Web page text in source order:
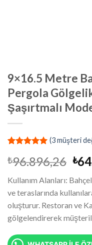
9×16.5 Metre
Pergola
Şaşırtmalı
puanına
dayanarak
5 üzerinden
5.00puan
aldı
(3müşteri
₺96.896,26 ₺
Kullanım Alanları:
ve teraslarında
oluşturur. Restoran ve
gölgelendirerek